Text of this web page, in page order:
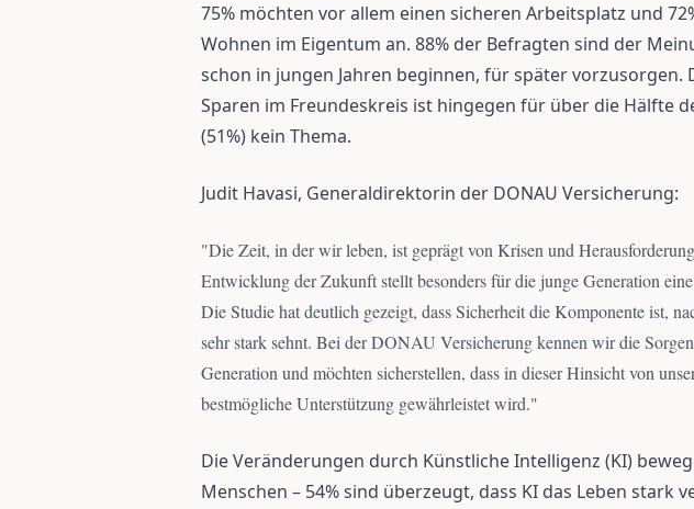
75% möchten vor allem einen sicheren Arbeitsplatz und
Wohnen im Eigentum an. 88% der Befragten sind der
schon in jungen Jahren beginnen, für später vorzusorgen.
Sparen im Freundeskreis ist hingegen für über die Hälfte
(51%) kein Thema.
Judit Havasi, Generaldirektorin der DONAU Versicherung:
"Die Zeit, in der wir leben, ist geprägt von Krisen und
Entwicklung der Zukunft stellt besonders für die junge Generation
Die Studie hat deutlich gezeigt, dass Sicherheit die Komponente ist,
sehr stark sehnt. Bei der DONAU Versicherung kennen wir die
Generation und möchten sicherstellen, dass in dieser Hinsicht von
bestmögliche Unterstützung gewährleistet wird."
Die Veränderungen durch Künstliche Intelligenz (KI)
Menschen – 54% sind überzeugt, dass KI das Leben stark